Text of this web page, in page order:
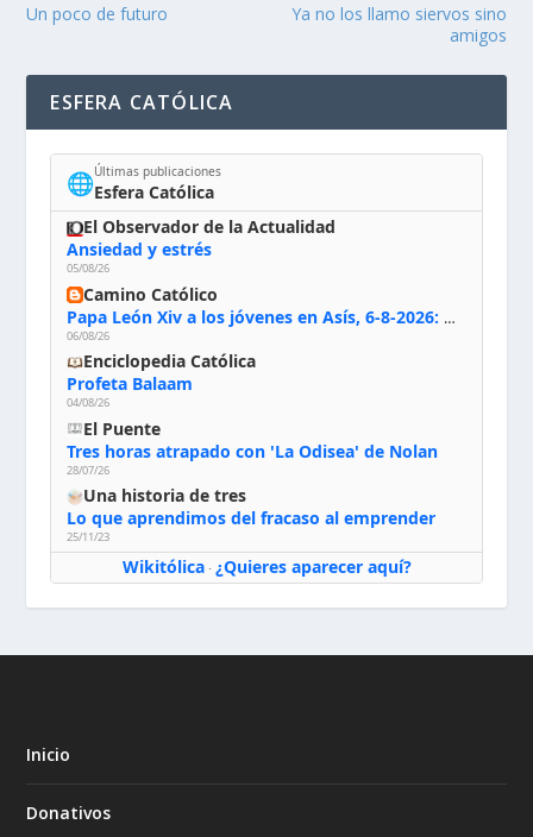
Un poco de futuro
Ya no los llamo siervos sino
amigos
ESFERA CATÓLICA
🌐Últimas publicaciones
Esfera Católica
El Observador de la Actualidad
Ansiedad y estrés
05/08/26
Camino Católico
Papa León Xiv a los jóvenes en Asís, 6-8-2026: «De san Francisco aprendan la radicalidad evangélica: no los vuelve ciegos ni violentos, sino sensibles, atentos, siempre en el seguimiento de Jesús, humildes y acogiendo a todos»
06/08/26
Enciclopedia Católica
Profeta Balaam
04/08/26
El Puente
Tres horas atrapado con 'La Odisea' de Nolan
28/07/26
Una historia de tres
Lo que aprendimos del fracaso al emprender
25/11/23
Wikitólica· ¿Quieres aparecer aquí?
Inicio
Donativos